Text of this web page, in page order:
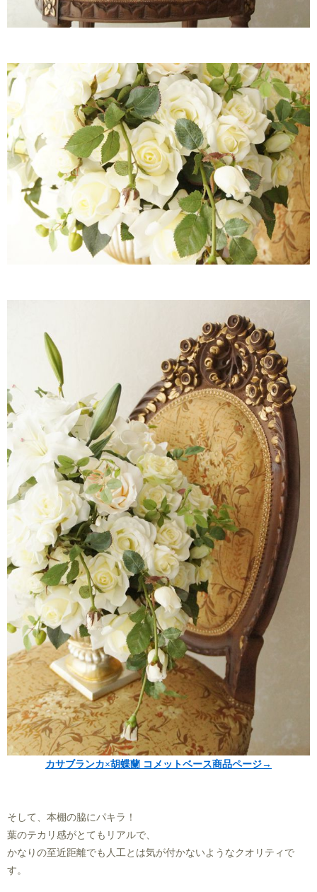
カサブランカ×胡蝶蘭 コメットベース商品ページ→
そして、本棚の脇にパキラ！
葉のテカリ感がとてもリアルで、
かなりの至近距離でも人工とは気が付かないようなクオリティで
す。